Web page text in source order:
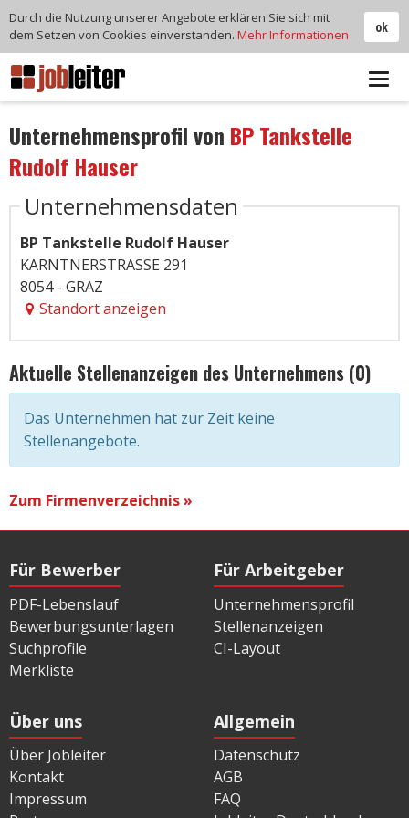
Unternehmensprofil von BP Tankstelle
Rudolf Hauser
Unternehmensdaten
BP Tankstelle Rudolf Hauser
KÄRNTNERSTRASSE 291
8054 - GRAZ
Standort anzeigen
Aktuelle Stellenanzeigen des Unternehmens (0)
Das Unternehmen hat zur Zeit keine
Stellenangebote.
Zum Firmenverzeichnis »
Für Bewerber
PDF-Lebenslauf
Bewerbungsunterlagen
Suchprofile
Merkliste
Für Arbeitgeber
Unternehmensprofil
Stellenanzeigen
CI-Layout
Über uns
Über Jobleiter
Kontakt
Impressum
Allgemein
Datenschutz
AGB
FAQ
ok
Durch die Nutzung unserer Angebote erklären Sie sich mit
dem Setzen von Cookies einverstanden. Mehr Informationen